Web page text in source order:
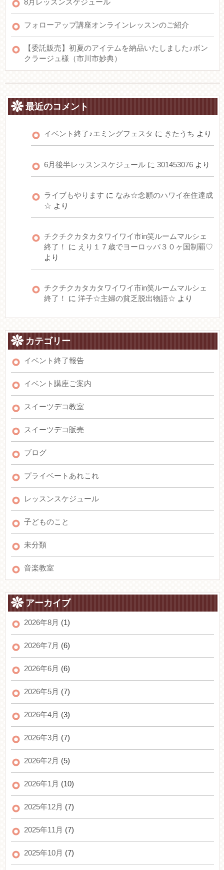
8月レッスンスケジュール
フォローアップ講座オンラインレッスンのご紹介
【委託販売】初夏のアイテムを納品いたしました♪ボン
クラージュ様（市川市妙典）
最近のコメント
イベント終了♪エミングフェスタ に きたうち より
6月後半レッスンスケジュール に 301453076 より
ライブもやります に なみ☆念願のハワイ在住達成
☆ より
チクチクカタカタワイワイ市in笑ルームマルシェ
終了！
に えり１７歳でヨーロッパ３０ヶ国制覇♡
より
チクチクカタカタワイワイ市in笑ルームマルシェ
終了！
に 洋子☆主婦の貧乏脱出物語☆ より
カテゴリー
イベント終了報告
イベント講座ご案内
スイーツデコ教室
スイーツデコ販売
ブログ
プライベートあれこれ
レッスンスケジュール
子どものこと
未分類
音楽教室
アーカイブ
2026年8月 (1)
2026年7月 (6)
2026年6月 (6)
2026年5月 (7)
2026年4月 (3)
2026年3月 (7)
2026年2月 (5)
2026年1月 (10)
2025年12月 (7)
2025年11月 (7)
2025年10月 (7)